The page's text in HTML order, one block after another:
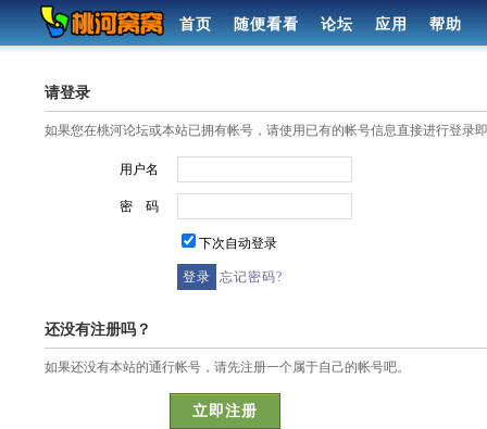
首页 随便看看 论坛 应用 帮助
请登录
如果您在桃河论坛或本站已拥有帐号，请使用已有的帐号信息直接进行登录
用户名
密 码
下次自动登录
忘记密码?
还没有注册吗？
如果还没有本站的通行帐号，请先注册一个属于自己的帐号吧。
立即注册